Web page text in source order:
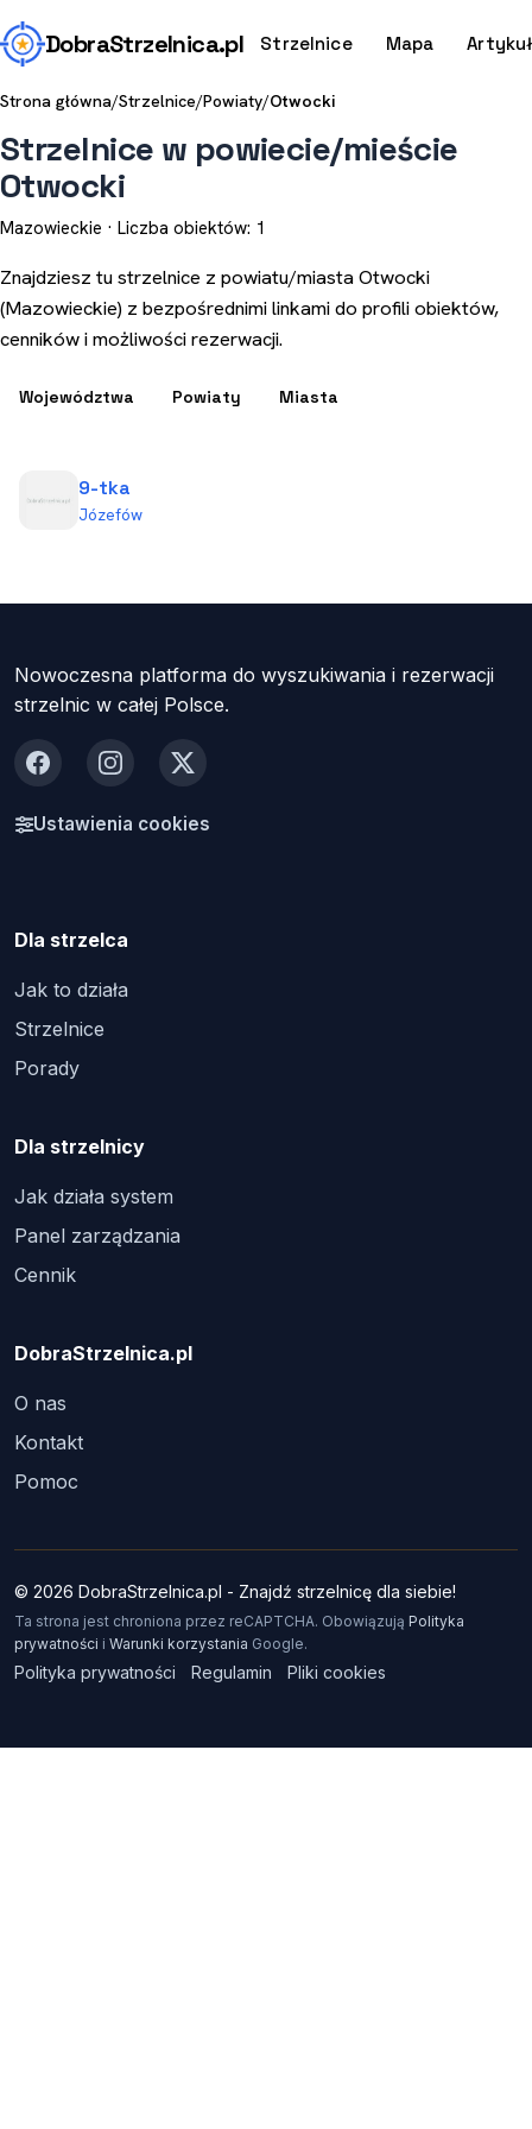
DobraStrzelnica.pl Strzelnice Mapa
Strona główna/Strzelnice/Powiaty/Otwocki
Strzelnice w powiecie/mieście
Otwocki
Mazowieckie · Liczba obiektów: 1
Znajdziesz tu strzelnice z powiatu/miasta Otwocki
(Mazowieckie) z bezpośrednimi linkami do profili obiektów,
cenników i możliwości rezerwacji.
Województwa Powiaty Miasta
9-tka
Józefów
Nowoczesna platforma do wyszukiwania i rezerwacji
strzelnic w całej Polsce.
FacebookInstagram
X
Ustawienia cookies
Dla strzelca
Jak to działa
Strzelnice
Porady
Dla strzelnicy
Jak działa system
Panel zarządzania
Cennik
DobraStrzelnica.pl
O nas
Kontakt
Pomoc
© 2026 DobraStrzelnica.pl - Znajdź strzelnicę dla siebie!
Ta strona jest chroniona przez reCAPTCHA. Obowiązują Polityka
prywatności i Warunki korzystania Google.
Polityka prywatności Regulamin Pliki cookies